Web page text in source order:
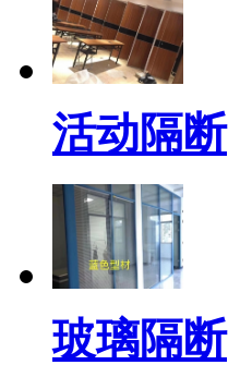
活动隔断
玻璃隔断